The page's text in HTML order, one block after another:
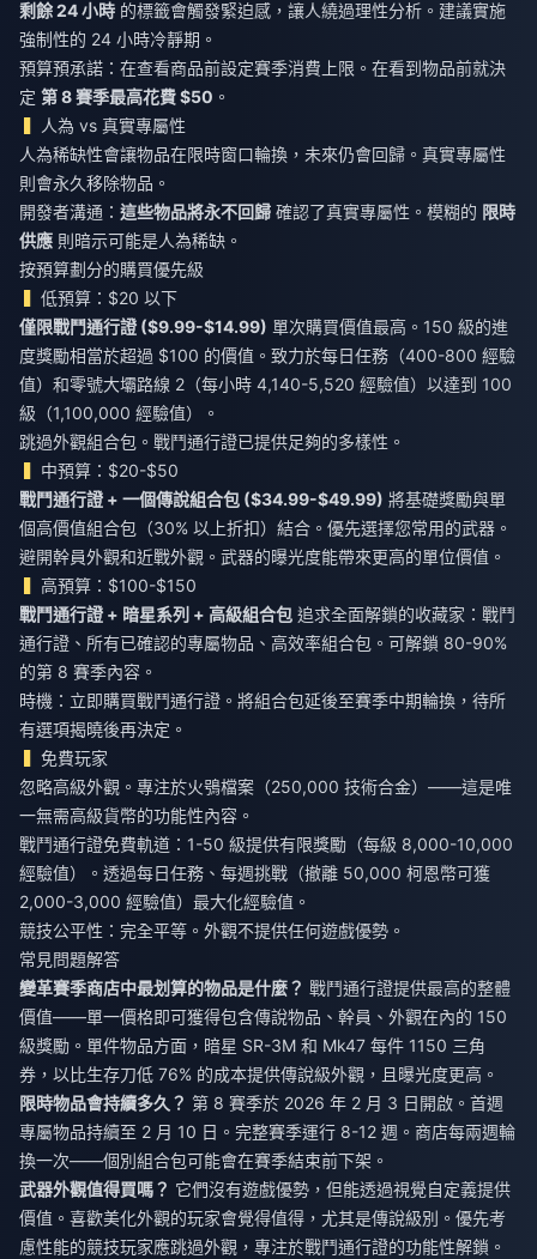
剩餘 24 小時 的標籤會觸發緊迫感，讓人繞過理性分析。建議實施
強制性的 24 小時冷靜期。
預算預承諾：在查看商品前設定賽季消費上限。在看到物品前就決
定 第 8 賽季最高花費 $50 。
人為 vs 真實專屬性
人為稀缺性會讓物品在限時窗口輪換，未來仍會回歸。真實專屬性
則會永久移除物品。
開發者溝通： 這些物品將永不回歸 確認了真實專屬性。模糊的 限時
供應 則暗示可能是人為稀缺。
按預算劃分的購買優先級
低預算：$20 以下
僅限戰鬥通行證 ($9.99-$14.99) 單次購買價值最高。150 級的進
度獎勵相當於超過 $100 的價值。致力於每日任務（400-800 經驗
值）和零號大壩路線 2（每小時 4,140-5,520 經驗值）以達到 100
級（1,100,000 經驗值）。
跳過外觀組合包。戰鬥通行證已提供足夠的多樣性。
中預算：$20-$50
戰鬥通行證 + 一個傳說組合包 ($34.99-$49.99) 將基礎獎勵與單
個高價值組合包（30% 以上折扣）結合。優先選擇您常用的武器。
避開幹員外觀和近戰外觀。武器的曝光度能帶來更高的單位價值。
高預算：$100-$150
戰鬥通行證 + 暗星系列 + 高級組合包 追求全面解鎖的收藏家：戰鬥
通行證、所有已確認的專屬物品、高效率組合包。可解鎖 80-90%
的第 8 賽季內容。
時機：立即購買戰鬥通行證。將組合包延後至賽季中期輪換，待所
有選項揭曉後再決定。
免費玩家
忽略高級外觀。專注於火鴞檔案（250,000 技術合金）——這是唯
一無需高級貨幣的功能性內容。
戰鬥通行證免費軌道：1-50 級提供有限獎勵（每級 8,000-10,000
經驗值）。透過每日任務、每週挑戰（撤離 50,000 柯恩幣可獲
2,000-3,000 經驗值）最大化經驗值。
競技公平性：完全平等。外觀不提供任何遊戲優勢。
常見問題解答
變革賽季商店中最划算的物品是什麼？ 戰鬥通行證提供最高的整體
價值——單一價格即可獲得包含傳說物品、幹員、外觀在內的 150
級獎勵。單件物品方面，暗星 SR-3M 和 Mk47 每件 1150 三角
券，以比生存刀低 76% 的成本提供傳說級外觀，且曝光度更高。
限時物品會持續多久？ 第 8 賽季於 2026 年 2 月 3 日開啟。首週
專屬物品持續至 2 月 10 日。完整賽季運行 8-12 週。商店每兩週輪
換一次——個別組合包可能會在賽季結束前下架。
武器外觀值得買嗎？ 它們沒有遊戲優勢，但能透過視覺自定義提供
價值。喜歡美化外觀的玩家會覺得值得，尤其是傳說級別。優先考
慮性能的競技玩家應跳過外觀，專注於戰鬥通行證的功能性解鎖。